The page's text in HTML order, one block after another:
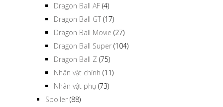
Dragon Ball AF (4)
Dragon Ball GT (17)
Dragon Ball Movie (27)
Dragon Ball Super (104)
Dragon Ball Z (75)
Nhân vật chính (11)
Nhân vật phụ (73)
Spoiler (88)